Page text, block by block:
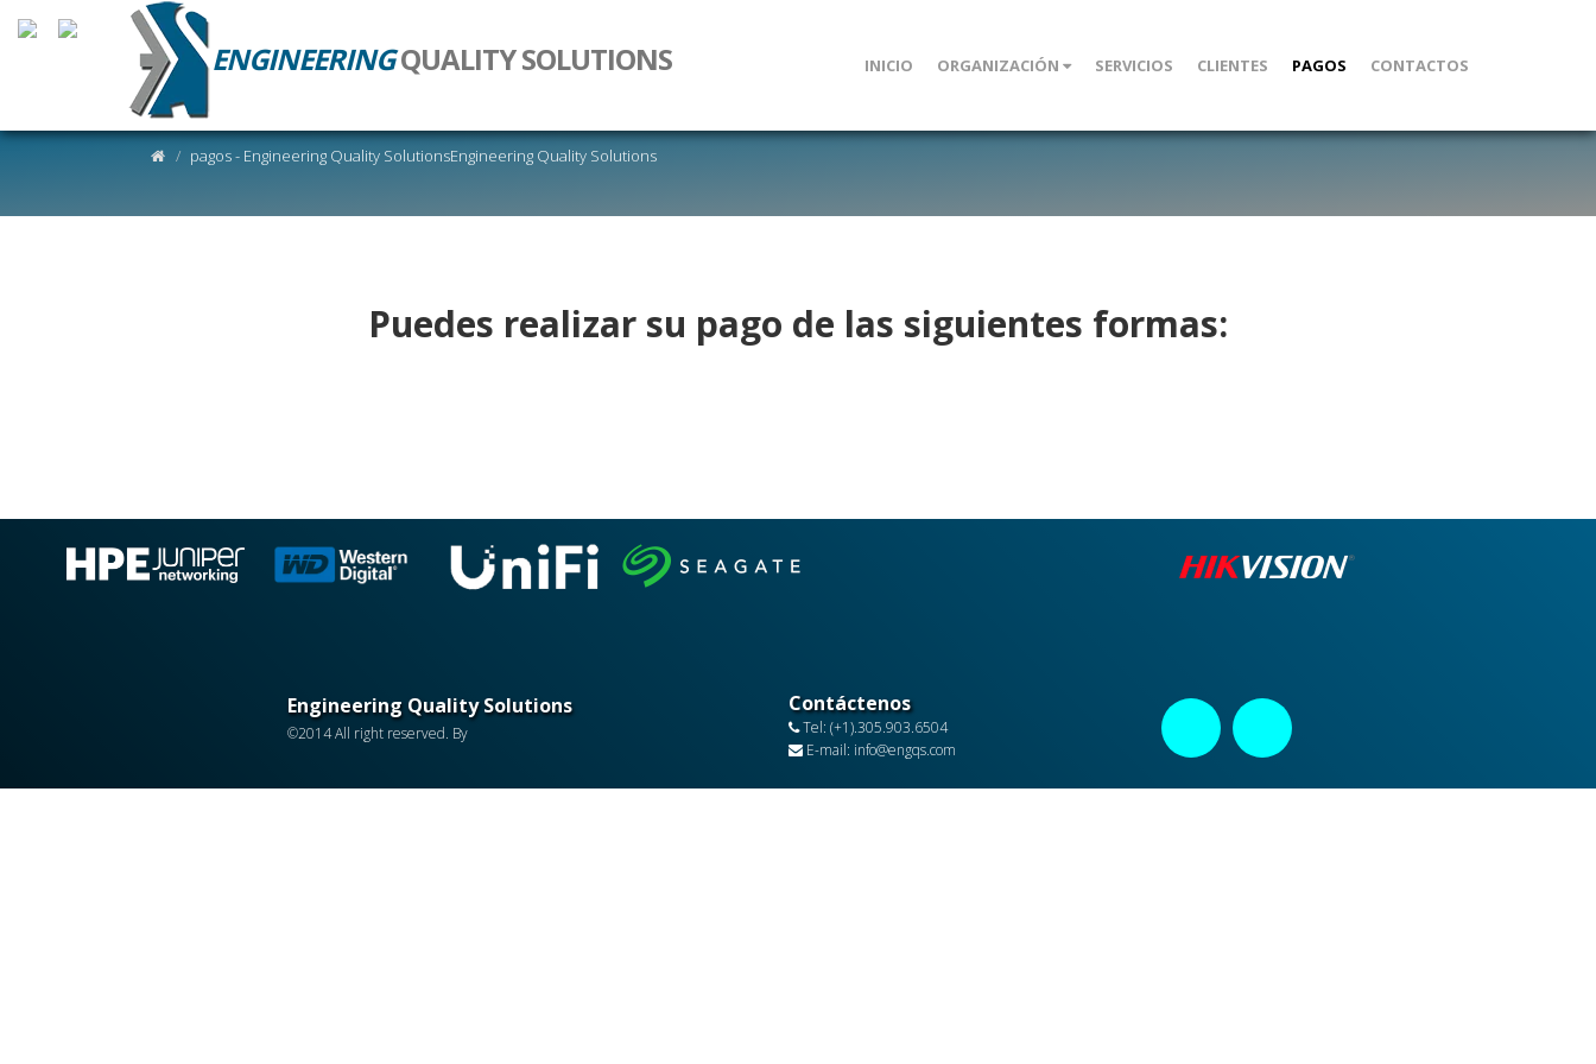
ENGINEERINGQUALITY SOLUTIONS INICIO ORGANIZACIÓN SERVICIOS CLIENTES PAGOS CONTACTOS
pagos - Engineering Quality SolutionsEngineering Quality Solutions
Puedes realizar su pago de las siguientes formas:
Engineering Quality Solutions
©2014 All right reserved. By
Contáctenos
Tel: (+1).305.903.6504
E-mail: info@engqs.com